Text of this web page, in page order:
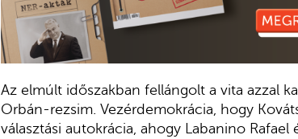
Az elmúlt időszakban fellángolt a vita azzal
Orbán-rezsim. Vezérdemokrácia, hogy
választási autokrácia, ahogy Labanino